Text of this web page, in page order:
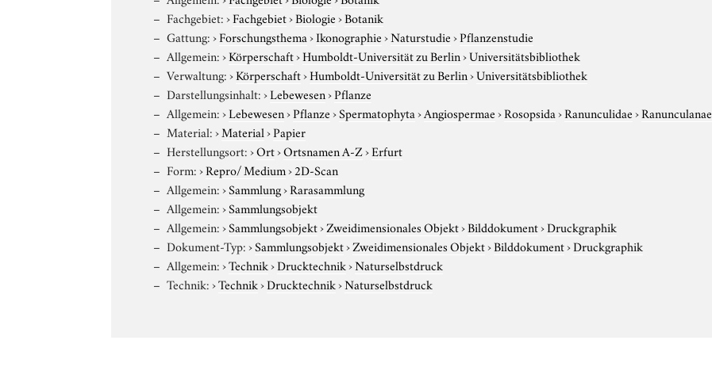
Fachgebiet:›Fachgebiet›Biologie›Botanik
Gattung:›Forschungsthema›Ikonographie›Naturstudie›Pflanzenstudie
Allgemein:›Körperschaft›Humboldt-Universität zu Berlin›Universitätsbibliothek
Verwaltung:›Körperschaft›Humboldt-Universität zu Berlin›Universitätsbibliothek
Darstellungsinhalt:›Lebewesen›Pflanze
Allgemein:›Lebewesen›Pflanze›Spermatophyta›Angiospermae›Rosopsida›Ranunculidae›Ranunculanae
Material:›Material›Papier
Herstellungsort:›Ort›Ortsnamen A-Z›Erfurt
Form:›Repro/ Medium›2D-Scan
Allgemein:›Sammlung›Rarasammlung
Allgemein:›Sammlungsobjekt
Allgemein:›Sammlungsobjekt›Zweidimensionales Objekt›Bilddokument›Druckgraphik
Dokument-Typ:›Sammlungsobjekt›Zweidimensionales Objekt›Bilddokument›Druckgraphik
Allgemein:›Technik›Drucktechnik›Naturselbstdruck
Technik:›Technik›Drucktechnik›Naturselbstdruck